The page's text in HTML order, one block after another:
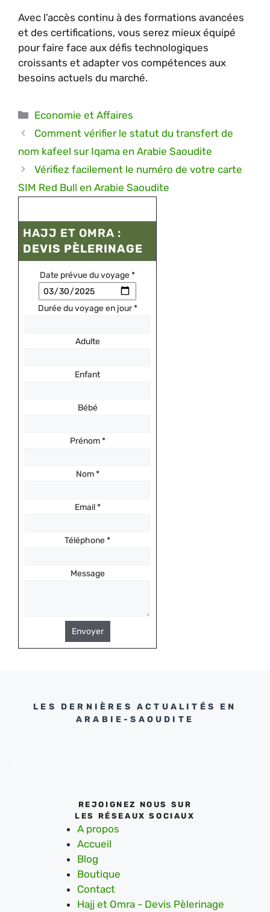
Avec l’accès continu à des formations avancées
et des certifications, vous serez mieux équipé
pour faire face aux défis technologiques
croissants et adapter vos compétences aux
besoins actuels du marché.
Catégories
Economie et Affaires
Comment vérifier le statut du transfert de
nom kafeel sur Iqama en Arabie Saoudite
Vérifiez facilement le numéro de votre carte
SIM Red Bull en Arabie Saoudite
HAJJ ET OMRA :
DEVIS PÈLERINAGE
Date prévue du voyage*
Durée du voyage en jour*
Adulte
Enfant
Bébé
Prénom*
Nom*
Email*
Téléphone*
Message
Envoyer
LES DERNIÈRES ACTUALITÉS EN
ARABIE-SAOUDITE
REJOIGNEZ NOUS SUR
LES RÉSEAUX SOCIAUX
A propos
Accueil
Blog
Boutique
Contact
Hajj et Omra - Devis Pèlerinage